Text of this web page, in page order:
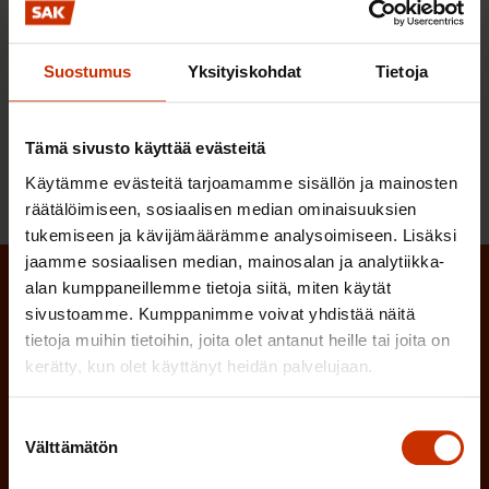
Suostumus Yksityiskohdat Tietoja
Tämä sivusto käyttää evästeitä
Käytämme evästeitä tarjoamamme sisällön ja mainosten
räätälöimiseen, sosiaalisen median ominaisuuksien
tukemiseen ja kävijämäärämme analysoimiseen. Lisäksi
jaamme sosiaalisen median, mainosalan ja analytiikka-
alan kumppaneillemme tietoja siitä, miten käytät
sivustoamme. Kumppanimme voivat yhdistää näitä
tietoja muihin tietoihin, joita olet antanut heille tai joita on
kerätty, kun olet käyttänyt heidän palvelujaan.
valinta
Välttämätön
SAK:n historia
« Edellinen
1 2 3 4
Tilaa SAK:n uutiskirje
Etunimi (Pakollinen)